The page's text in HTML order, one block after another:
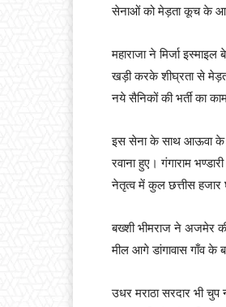
सेनाओं को मेड़ता कूच के
महाराजा ने मिर्जा
खड़ी करके शीघ्रता से
नये सैनिकों की भर्ती का
इस सेना के साथ आऊवा के
रवाना हुए। गंगाराम
नेतृत्व में कुल छत्तीस हजार
बख्शी भीमराज ने अजमेर
मील आगे डांगावास गाँव के
उधर मराठा सरदार भी